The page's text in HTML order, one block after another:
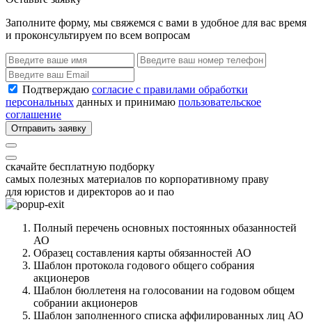
Заполните форму, мы свяжемся с вами в удобное для вас время
и проконсультируем по всем вопросам
Подтверждаю согласие с правилами обработки
персональных данных и принимаю пользовательское
соглашение
Отправить заявку
скачайте бесплатную подборку
самых полезных материалов по корпоративному праву
для юристов и директоров ао и пао
Полный перечень основных постоянных обазанностей
АО
Образец составления карты обязанностей АО
Шаблон протокола годового общего собрания
акционеров
Шаблон бюллетеня на голосовании на годовом общем
собрании акционеров
Шаблон заполненного списка аффилированных лиц АО